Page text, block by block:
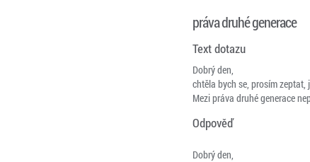
práva druhé generace
Text dotazu
Dobrý den,
chtěla bych se, prosím
Mezi práva druhé generace
Odpověď
Dobrý den,